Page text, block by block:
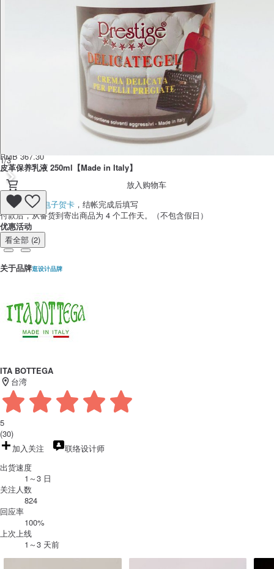
1/3
RMB 367.30
皮革保养乳液 250ml【Made in Italy】
放入购物车
免费赠送 电子贺卡 ，结帐完成后填写
付款后，从备货到寄出商品为 4 个工作天。（不包含假日）
优惠活动
看全部 (2)
关于品牌逛设计品牌
ITA BOTTEGA
台湾
5
(30)
加入关注
联络设计师
出货速度
1～3 日
关注人数
824
回应率
100%
上次上线
1～3 天前